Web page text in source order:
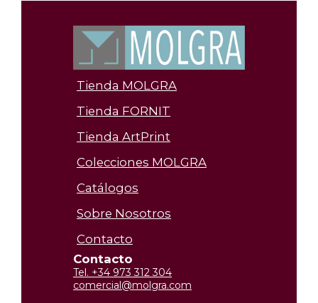
Tienda MOLGRA
Tienda FORNIT
Tienda ArtPrint
Colecciones MOLGRA
Catálogos
Sobre Nosotros
Contacto
Contacto
Tel. +34 973 312 304
comercial@molgra.com